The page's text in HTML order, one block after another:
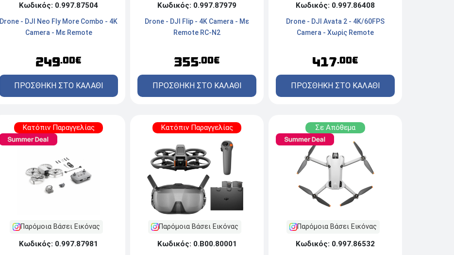
Κωδικός: 0.997.87504
Drone - DJI Neo Fly More Combo - 4K
Camera - Με Remote
249.00€
ΠΡΟΣΘΗΚΗ ΣΤΟ ΚΑΛΑΘΙ
Κωδικός: 0.997.87979
Drone - DJI Flip - 4K Camera - Με
Remote RC-N2
355.00€
ΠΡΟΣΘΗΚΗ ΣΤΟ ΚΑΛΑΘΙ
Κωδικός: 0.997.86408
Drone - DJI Avata 2 - 4K/60FPS
Camera - Χωρίς Remote
417.00€
ΠΡΟΣΘΗΚΗ ΣΤΟ ΚΑΛΑΘΙ
Κατόπιν Παραγγελίας
Παρόμοια Βάσει Εικόνας
Κωδικός: 0.997.87981
Κατόπιν Παραγγελίας
Παρόμοια Βάσει Εικόνας
Κωδικός: 0.Β00.80001
Σε Απόθεμα
Παρόμοια Βάσει Εικόνας
Κωδικός: 0.997.86532